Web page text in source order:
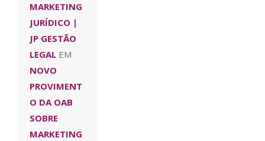
MARKETING
JURÍDICO |
JP GESTÃO
LEGAL EM
NOVO
PROVIMENT
O DA OAB
SOBRE
MARKETING